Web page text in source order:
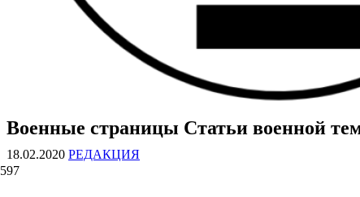
ВОЕННЫЕ СТРАНИЦЫ
СТАТЬИ ВОЕННОЙ ТЕМАТИКИ
Военные страницы Статьи военной
18.02.2020 РЕДАКЦИЯ
597